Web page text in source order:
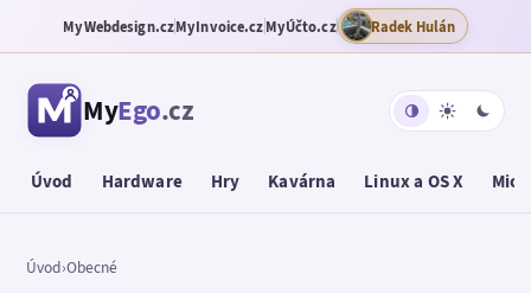
MyWebdesign.czMyInvoice.czMyÚčto.cz Radek Hulán
MyEgo.cz
Úvod Hardware Hry Kavárna Linux a OS X
Úvod›Obecné